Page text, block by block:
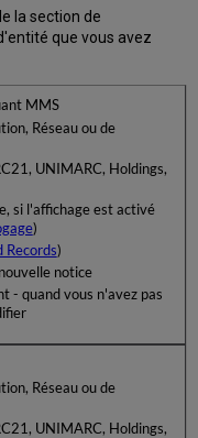
la section de
que vous avez
MMS
Réseau ou de
UNIMARC, Holdings,
si l'affichage est activé
)
Records)
notice
- quand vous n'avez pas
Réseau ou de
UNIMARC, Holdings,